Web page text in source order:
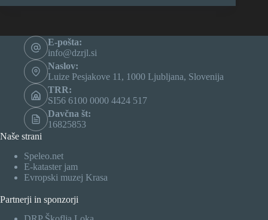
E-pošta:
info@dzrjl.si
Naslov:
Luize Pesjakove 11, 1000 Ljubljana, Slovenija
TRR:
SI56 6100 0000 4424 517
Davčna št:
16825853
Naše strani
Speleo.net
E-kataster jam
Evropski muzej Krasa
Partnerji in sponzorji